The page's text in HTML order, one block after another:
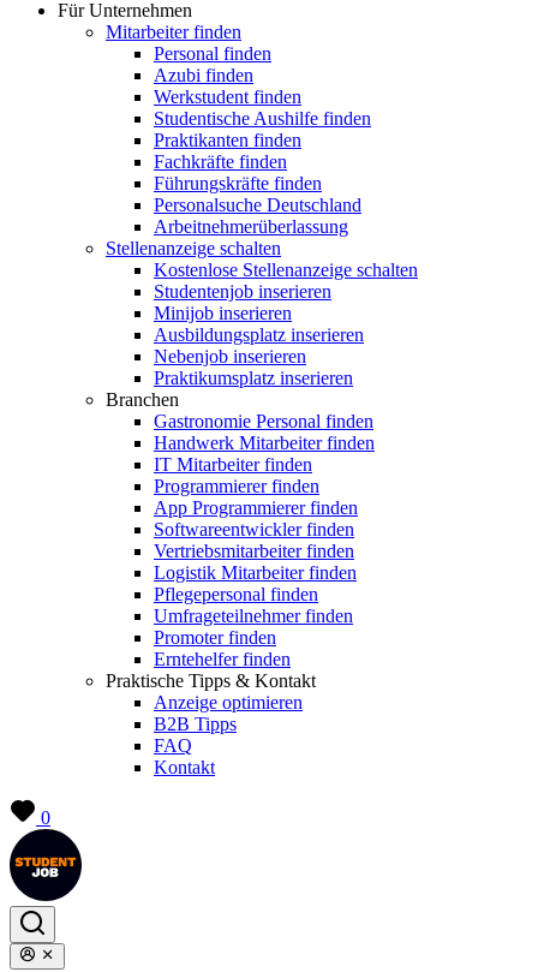
Für Unternehmen
Mitarbeiter finden
Personal finden
Azubi finden
Werkstudent finden
Studentische Aushilfe finden
Praktikanten finden
Fachkräfte finden
Führungskräfte finden
Personalsuche Deutschland
Arbeitnehmerüberlassung
Stellenanzeige schalten
Kostenlose Stellenanzeige schalten
Studentenjob inserieren
Minijob inserieren
Ausbildungsplatz inserieren
Nebenjob inserieren
Praktikumsplatz inserieren
Branchen
Gastronomie Personal finden
Handwerk Mitarbeiter finden
IT Mitarbeiter finden
Programmierer finden
App Programmierer finden
Softwareentwickler finden
Vertriebsmitarbeiter finden
Logistik Mitarbeiter finden
Pflegepersonal finden
Umfrageteilnehmer finden
Promoter finden
Erntehelfer finden
Praktische Tipps & Kontakt
Anzeige optimieren
B2B Tipps
FAQ
Kontakt
0